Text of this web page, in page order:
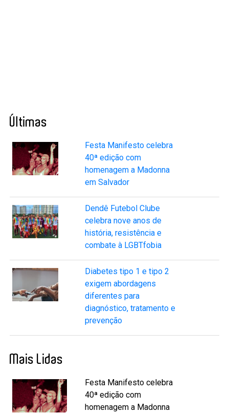
Últimas
Festa Manifesto celebra
40ª edição com
homenagem a Madonna
em Salvador
Dendê Futebol Clube
celebra nove anos de
história, resistência e
combate à LGBTfobia
Diabetes tipo 1 e tipo 2
exigem abordagens
diferentes para
diagnóstico, tratamento e
prevenção
Mais Lidas
Festa Manifesto celebra
40ª edição com
homenagem a Madonna